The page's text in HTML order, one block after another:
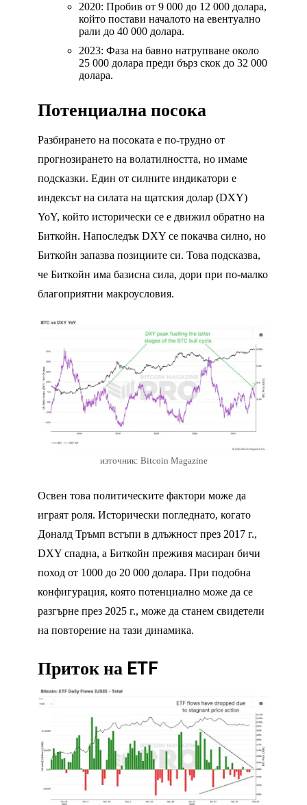
2020: Пробив от 9 000 до 12 000 долара,
който постави началото на евентуално
рали до 40 000 долара.
2023: Фаза на бавно натрупване около
25 000 долара преди бърз скок до 32 000
долара.
Потенциална посока
Разбирането на посоката е по-трудно от
прогнозирането на волатилността, но имаме
подсказки. Един от силните индикатори е
индексът на силата на щатския долар (DXY)
YoY, който исторически се е движил обратно на
Биткойн. Напоследък DXY се покачва силно, но
Биткойн запазва позициите си. Това подсказва,
че Биткойн има базисна сила, дори при по-малко
благоприятни макроусловия.
източник: Bitcoin Magazine
Освен това политическите фактори може да
играят роля. Исторически погледнато, когато
Доналд Тръмп встъпи в длъжност през 2017 г.,
DXY спадна, а Биткойн преживя масиран бичи
поход от 1000 до 20 000 долара. При подобна
конфигурация, която потенциално може да се
разгърне през 2025 г., може да станем свидетели
на повторение на тази динамика.
Приток на ETF